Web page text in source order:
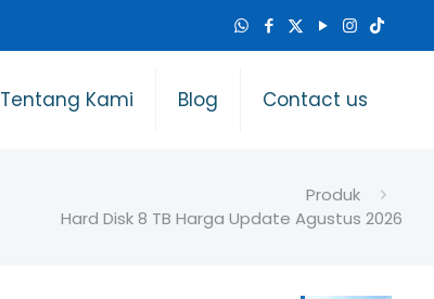
Tentang Kami Blog Contact us
Produk
Hard Disk 8 TB Harga Update Agustus 2026